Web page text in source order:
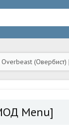
Overbeast
Menu]